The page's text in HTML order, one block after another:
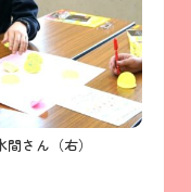
さん（右）